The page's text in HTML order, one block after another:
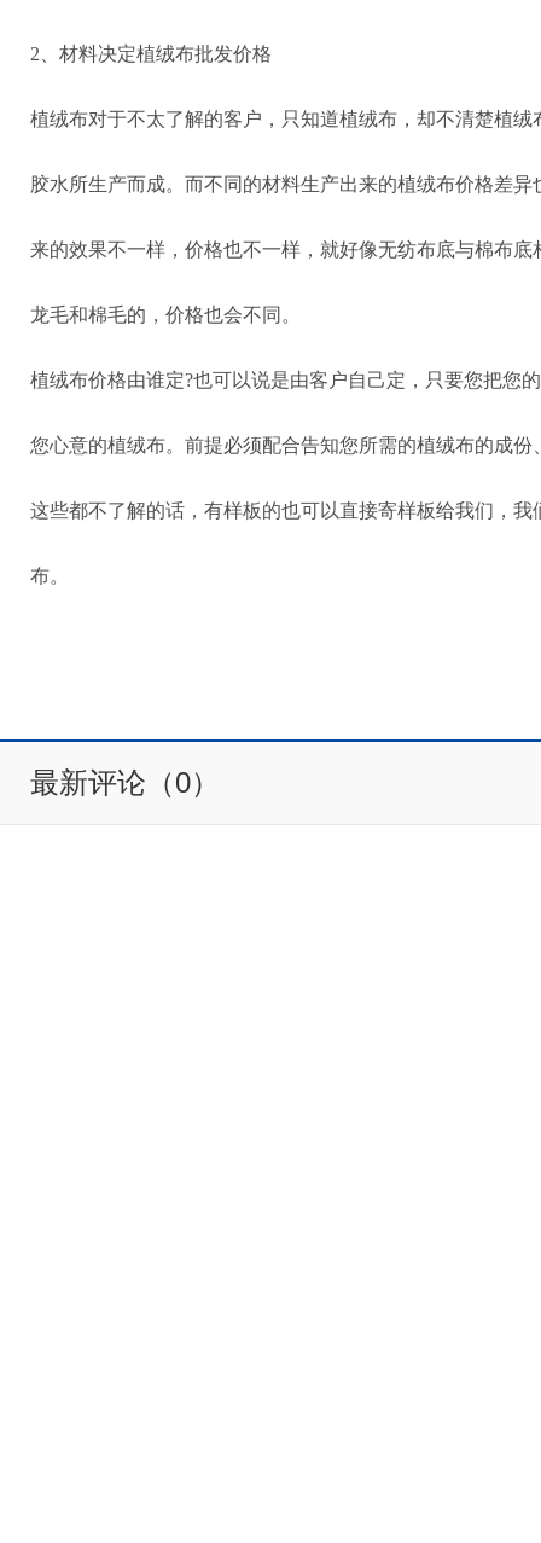
2、材料决定植绒布批发价格
植绒布对于不太了解的客户，只知道植绒布，却不清楚植
胶水所生产而成。而不同的材料生产出来的植绒布价格差
来的效果不一样，价格也不一样，就好像无纺布底与棉布
龙毛和棉毛的，价格也会不同。
植绒布价格由谁定?也可以说是由客户自己定，只要您把您
您心意的植绒布。前提必须配合告知您所需的植绒布的成
这些都不了解的话，有样板的也可以直接寄样板给我们，
布。
最新评论（0）